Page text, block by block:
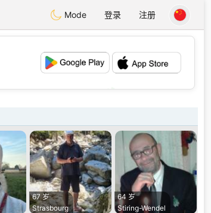
Mode 登录 注册
67 岁
Strasbourg
64 岁
Stiring-Wendel